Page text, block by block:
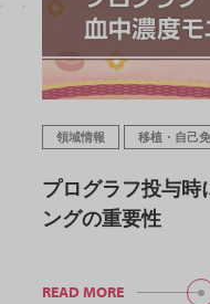
領域情報 移植・自己
プログラフ投与時
ングの重要性
READ MORE